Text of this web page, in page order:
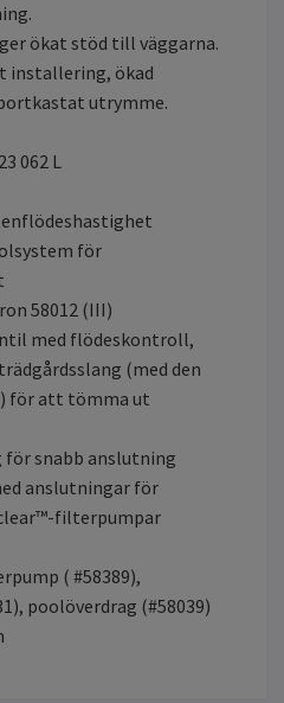
ökat stöd till väggarna.
installering, ökad
utrymme.
062 L
för
58012 (III)
med flödeskontroll,
(med den
för att tömma ut
snabb anslutning
anslutningar för
filterpumpar
( #58389),
poolöverdrag (#58039)